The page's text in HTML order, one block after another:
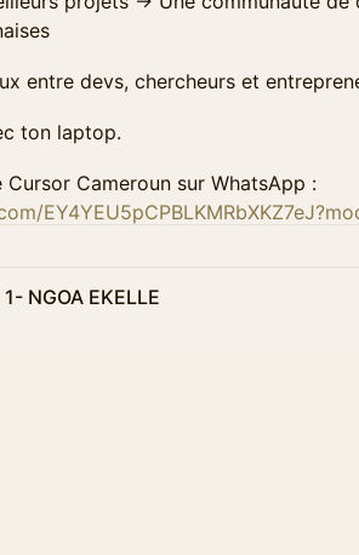
entre devs, chercheurs et
ton laptop.
Cursor Cameroun sur WhatsApp :
NGOA EKELLE